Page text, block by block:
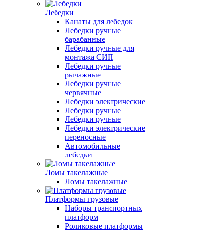
Лебедки
Канаты для лебедок
Лебедки ручные
барабанные
Лебедки ручные для
монтажа СИП
Лебедки ручные
рычажные
Лебедки ручные
червячные
Лебедки электрические
Лебедки ручные
Лебедки ручные
Лебедки электрические
переносные
Автомобильные
лебедки
Ломы такелажные
Ломы такелажные
Платформы грузовые
Наборы транспортных
платформ
Роликовые платформы